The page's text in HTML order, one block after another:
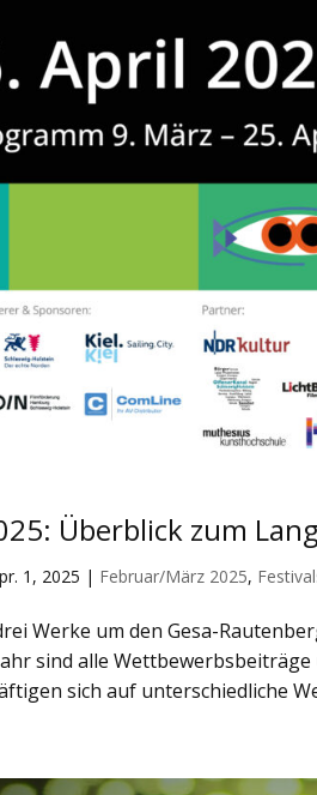
Überblick zum
1, 2025 | Februar/März 2025,
Werke um den Gesa-
sind alle
sich auf unterschiedliche